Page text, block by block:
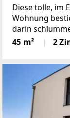
Diese tolle, im
Wohnung
darin
selber und
45 m² 2